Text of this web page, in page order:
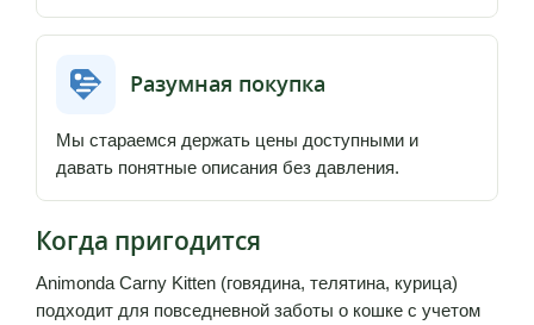
Разумная покупка
Мы стараемся держать цены доступными и
давать понятные описания без давления.
Когда пригодится
Animonda Carny Kitten (говядина, телятина, курица)
подходит для повседневной заботы о кошке с учетом